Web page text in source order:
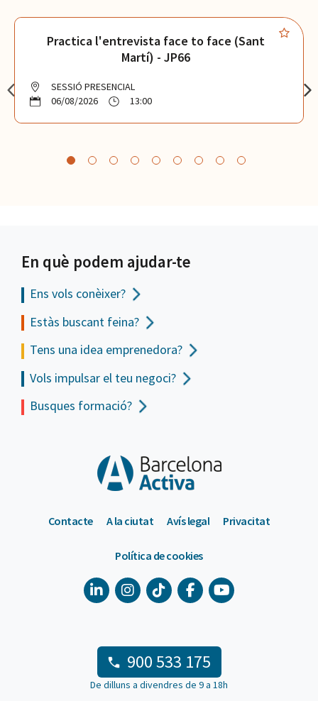
Practica l'entrevista face to face (Sant
Martí) - JP66
SESSIÓ PRESENCIAL
06/08/2026
13:00
En què podem ajudar-te
Ens vols conèixer?
Estàs buscant feina?
Tens una idea emprenedora?
Vols impulsar el teu negoci?
Busques formació?
Contacte A la ciutat Avís legal Privacitat
Política de cookies
900 533 175
De dilluns a divendres de 9 a 18h